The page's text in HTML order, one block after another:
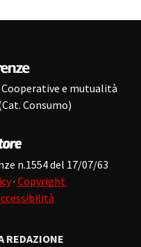
e mutualità
Consumo)
n.1554 del 17/07/63
· Copyright
REDAZIONE